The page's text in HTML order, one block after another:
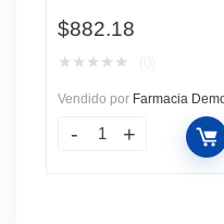
$882.18
★ ★ ★ ★ ★
Vendido por Farmacia